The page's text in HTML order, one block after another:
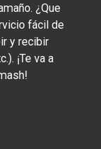
¿Que
fácil de
y recibir
¡Te va a